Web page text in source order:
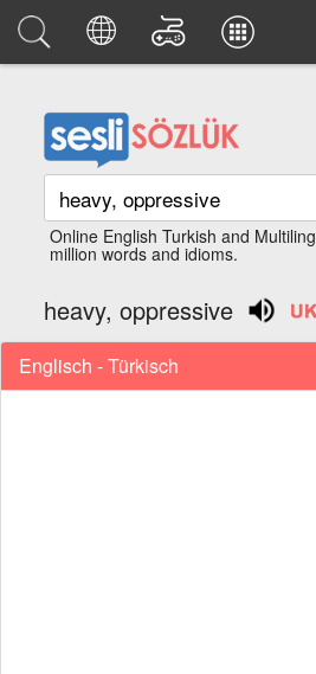
Online English Turkish and
million words and idioms.
heavy, oppressive
Englisch - Türkisch